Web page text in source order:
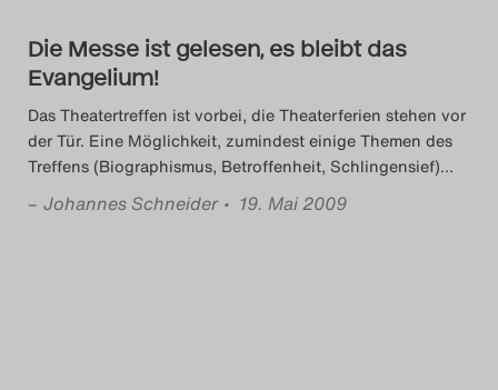
Die Messe ist gelesen, es bleibt das
Evangelium!
Das Theatertreffen ist vorbei, die Theaterferien stehen vor
der Tür. Eine Möglichkeit, zumindest einige Themen des
Treffens (Biographismus, Betroffenheit, Schlingensief)…
– Johannes Schneider • 19. Mai 2009